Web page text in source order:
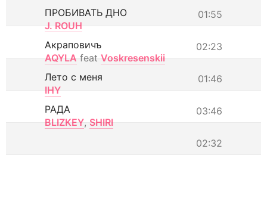
01:55
ПРОБИВАТЬ ДНО
J. ROUH
02:23
Акраповичъ
AQYLA feat Voskresenskii
01:46
Лето с меня
IHY
03:46
РАДА
BLIZKEY, SHIRI
02:32